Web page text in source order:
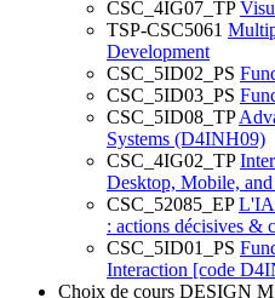
CSC_4IG07_TP
TSP-CSC5061
Development
CSC_5ID02_PS
CSC_5ID03_PS
CSC_5ID08_TP
Systems (D4INH09)
CSC_4IG02_TP
Desktop, Mobile,
CSC_52085_EP L'IA
: actions décisives &
CSC_5ID01_PS
Interaction [code
Choix de cours DESIGN